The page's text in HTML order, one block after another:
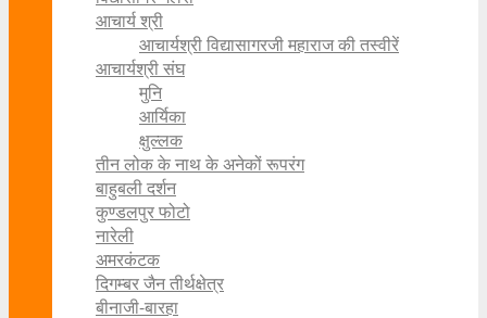
आचार्य श्री
आचार्यश्री विद्यासागरजी महाराज की तस्वीरें
आचार्यश्री संघ
मुनि
आर्यिका
क्षुल्लक
तीन लोक के नाथ के अनेकों रूपरंग
बाहुबली दर्शन
कुण्डलपुर फोटो
नारेली
अमरकंटक
दिगम्बर जैन तीर्थक्षेत्र
बीनाजी-बारहा